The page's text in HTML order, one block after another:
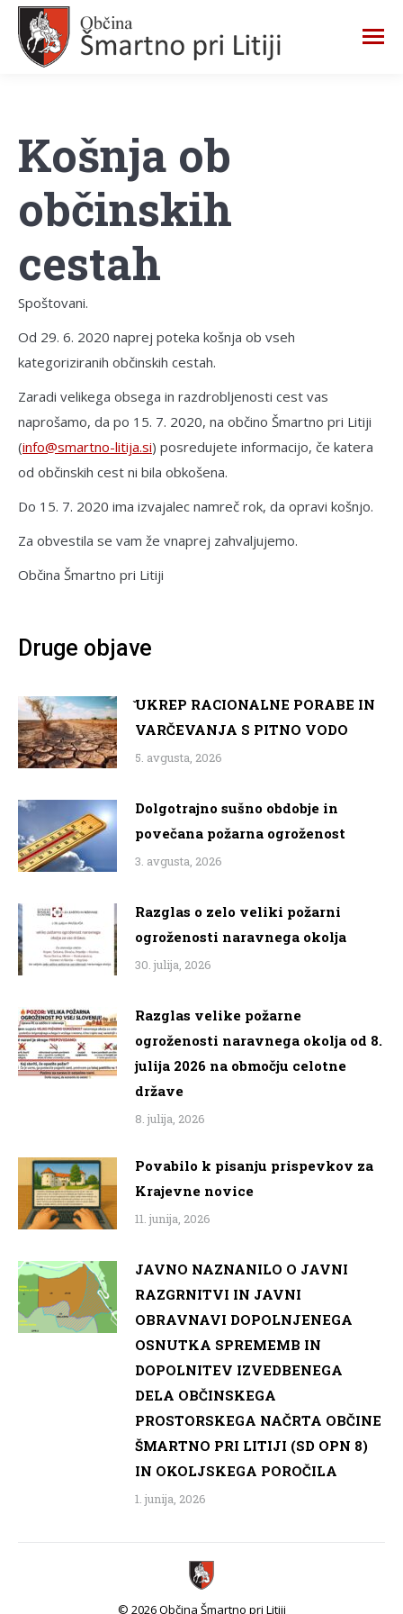
Košnja ob
občinskih
cestah
Spoštovani.
Od 29. 6. 2020 naprej poteka košnja ob vseh
kategoriziranih občinskih cestah.
Zaradi velikega obsega in razdrobljenosti cest vas
naprošamo, da po 15. 7. 2020, na občino Šmartno pri Litiji
(info@smartno-litija.si) posredujete informacijo, če katera
od občinskih cest ni bila obkošena.
Do 15. 7. 2020 ima izvajalec namreč rok, da opravi košnjo.
Za obvestila se vam že vnaprej zahvaljujemo.
Občina Šmartno pri Litiji
Druge objave
̌UKREP RACIONALNE PORABE IN
VARČEVANJA S PITNO VODO
5. avgusta, 2026
Dolgotrajno sušno obdobje in
povečana požarna ogroženost
3. avgusta, 2026
Razglas o zelo veliki požarni
ogroženosti naravnega okolja
30. julija, 2026
Razglas velike požarne
ogroženosti naravnega okolja od 8.
julija 2026 na območju celotne
države
8. julija, 2026
Povabilo k pisanju prispevkov za
Krajevne novice
11. junija, 2026
JAVNO NAZNANILO O JAVNI
RAZGRNITVI IN JAVNI
OBRAVNAVI DOPOLNJENEGA
OSNUTKA SPREMEMB IN
DOPOLNITEV IZVEDBENEGA
DELA OBČINSKEGA
PROSTORSKEGA NAČRTA OBČINE
ŠMARTNO PRI LITIJI (SD OPN 8)
IN OKOLJSKEGA POROČILA
1. junija, 2026
© 2026 Občina Šmartno pri Litiji